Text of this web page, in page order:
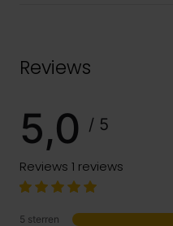
Reviews
5,0 / 5
Reviews 1 reviews
5 sterren